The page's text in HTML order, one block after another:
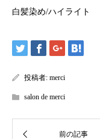
白髪染め/ハイライト
投稿者: merci
salon de merci